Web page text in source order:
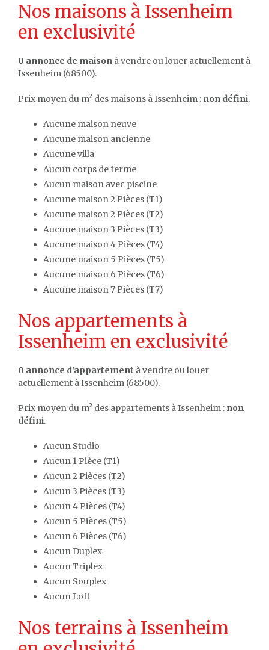
Nos maisons à Issenheim
en exclusivité
0 annonce de maison à vendre ou louer actuellement à
Issenheim (68500).
Prix moyen du m² des maisons à Issenheim : non défini.
Aucune maison neuve
Aucune maison ancienne
Aucune villa
Aucun corps de ferme
Aucun maison avec piscine
Aucune maison 2 Pièces (T1)
Aucune maison 2 Pièces (T2)
Aucune maison 3 Pièces (T3)
Aucune maison 4 Pièces (T4)
Aucune maison 5 Pièces (T5)
Aucune maison 6 Pièces (T6)
Aucune maison 7 Pièces (T7)
Nos appartements à
Issenheim en exclusivité
0 annonce d'appartement à vendre ou louer
actuellement à Issenheim (68500).
Prix moyen du m² des appartements à Issenheim : non
défini.
Aucun Studio
Aucun 1 Pièce (T1)
Aucun 2 Pièces (T2)
Aucun 3 Pièces (T3)
Aucun 4 Pièces (T4)
Aucun 5 Pièces (T5)
Aucun 6 Pièces (T6)
Aucun Duplex
Aucun Triplex
Aucun Souplex
Aucun Loft
Nos terrains à Issenheim